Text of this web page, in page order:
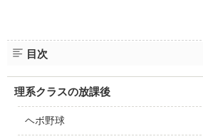
目次
理系クラスの放課後
ヘボ野球